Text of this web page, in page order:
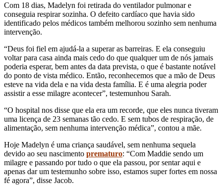
Com 18 dias, Madelyn foi retirada do ventilador pulmonar e
conseguia respirar sozinha. O defeito cardíaco que havia sido
identificado pelos médicos também melhorou sozinho sem nenhuma
intervenção.
“Deus foi fiel em ajudá-la a superar as barreiras. E ela conseguiu
voltar para casa ainda mais cedo do que qualquer um de nós jamais
poderia esperar, bem antes da data prevista, o que é bastante notável
do ponto de vista médico. Então, reconhecemos que a mão de Deus
esteve na vida dela e na vida desta família. E é uma alegria poder
assistir a esse milagre acontecer”, testemunhou Sarah.
“O hospital nos disse que ela era um recorde, que eles nunca tiveram
uma licença de 23 semanas tão cedo. E sem tubos de respiração, de
alimentação, sem nenhuma intervenção médica”, contou a mãe.
Hoje Madelyn é uma criança saudável, sem nenhuma sequela
devido ao seu nascimento prematuro: “Com Maddie sendo um
milagre e passando por tudo o que ela passou, por sentar aqui e
apenas dar um testemunho sobre isso, estamos super fortes em nossa
fé agora”, disse Jacob.